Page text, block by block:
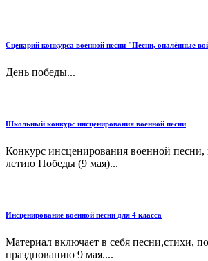
Сценарий конкурса военной песни "Песни, опалённые
День победы...
Школьный конкурс инсценирования военной песни
Конкурс инсценирования военной
летию Победы (9 мая)...
Инсценирование военной песни для 4 класса
Материал включает в себя песни,стихи,
празднованию 9 мая....